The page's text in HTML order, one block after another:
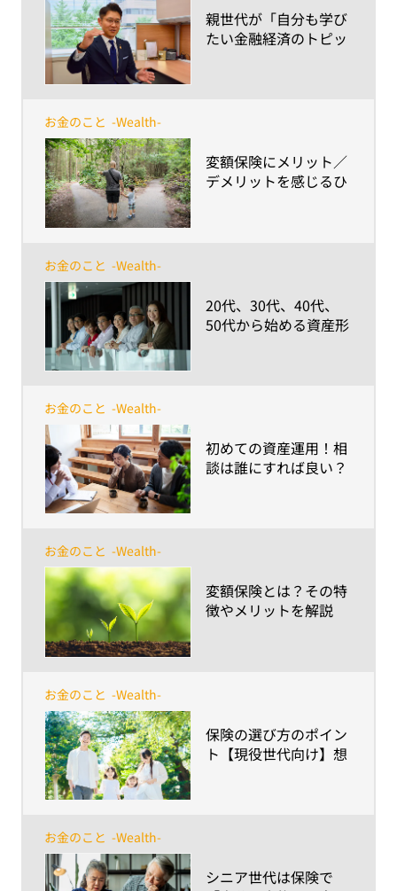
​親世代が「自分も学び
たい金融経済のトピッ
お金のこと -Wealth-
​変額保険にメリット／
デメリットを感じるひ
お金のこと -Wealth-
​20代、30代、40代、
50代から始める資産形
お金のこと -Wealth-
​初めての資産運用！相
談は誰にすれば良い？
お金のこと -Wealth-
​変額保険とは？その特
徴やメリットを解説
お金のこと -Wealth-
​保険の選び方のポイン
ト【現役世代向け】想
お金のこと -Wealth-
​シニア世代は保険で